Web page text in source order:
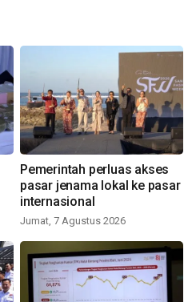
Pemerintah perluas akses
pasar jenama lokal ke pasar
internasional
Jumat, 7 Agustus 2026